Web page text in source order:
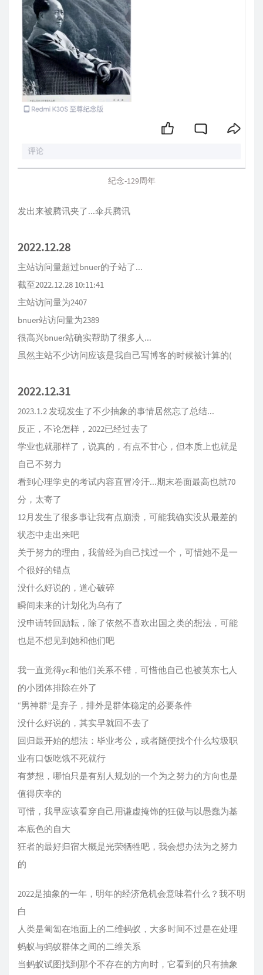
纪念-129周年
发出来被腾讯夹了...伞兵腾讯
2022.12.28
主站访问量超过bnuer的子站了...
截至2022.12.28 10:11:41
主站访问量为2407
bnuer站访问量为2389
很高兴bnuer站确实帮助了很多人...
虽然主站不少访问应该是我自己写博客的时候被计算的(
2022.12.31
2023.1.2 发现发生了不少抽象的事情居然忘了总结...
反正，不论怎样，2022已经过去了
学业也就那样了，说真的，有点不甘心，但本质上也就是
自己不努力
看到心理学史的考试内容直冒冷汗...期末卷面最高也就70
分，太寄了
12月发生了很多事让我有点崩溃，可能我确实没从最差的
状态中走出来吧
关于努力的理由，我曾经为自己找过一个，可惜她不是一
个很好的锚点
没什么好说的，道心破碎
瞬间未来的计划化为乌有了
没申请转回励耘，除了依然不喜欢出国之类的想法，可能
也是不想见到她和他们吧
我一直觉得yc和他们关系不错，可惜他自己也被英东七人
的小团体排除在外了
“男神群”是弃子，排外是群体稳定的必要条件
没什么好说的，其实早就回不去了
回归最开始的想法：毕业考公，或者随便找个什么垃圾职
业有口饭吃饿不死就行
有梦想，哪怕只是有别人规划的一个为之努力的方向也是
值得庆幸的
可惜，我早应该看穿自己用谦虚掩饰的狂傲与以愚蠢为基
本底色的自大
狂者的最好归宿大概是光荣牺牲吧，我会想办法为之努力
的
2022是抽象的一年，明年的经济危机会意味着什么？我不明
白
人类是匍匐在地面上的二维蚂蚁，大多时间不过是在处理
蚂蚁与蚂蚁群体之间的二维关系
当蚂蚁试图找到那个不存在的方向时，它看到的只有抽象